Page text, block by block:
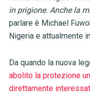
in prigione. Anche la
parlare è Michael
Nigeria e attualmente
Da quando la nuova
abolito la protezione
direttamente